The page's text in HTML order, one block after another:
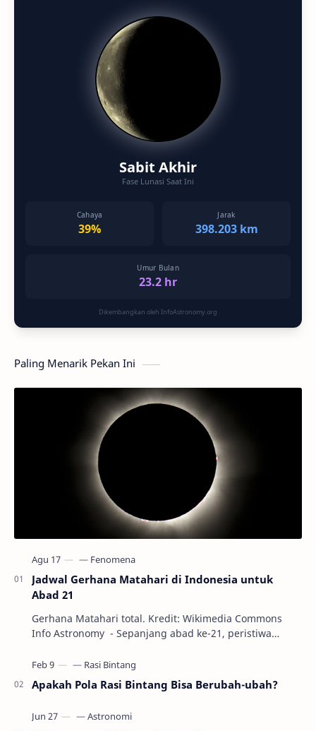
Sabit Akhir
Fase Lunasi Saat Ini
Cahaya
39%
Jarak
398.203 km
Umur Bulan
23.2 hr
Dikembangkan oleh InfoAstronomy.org
Paling Menarik Pekan Ini
Jadwal Gerhana Matahari di Indonesia untuk
Abad 21
Gerhana Matahari total. Kredit: Wikimedia Commons
Info Astronomy - Sepanjang abad ke-21, peristiwa
Apakah Pola Rasi Bintang Bisa Berubah-ubah?